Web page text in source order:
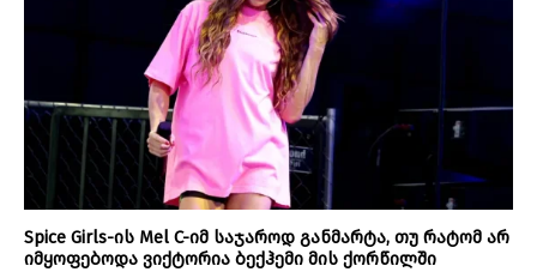
Spice Girls-ის Mel C-იმ საჯაროდ განმარტა, თუ რატომ არ
იმყოფებოდა ვიქტორია ბექჰემი მის ქორწილში